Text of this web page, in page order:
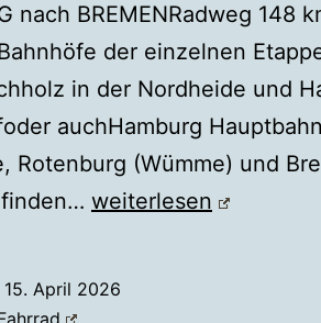
nach BREMENRadweg 148
der einzelnen
in der Nordheide und
auchHamburg
Rotenburg (Wümme) und
Fahrrad
weiterlesen
15. April 2026